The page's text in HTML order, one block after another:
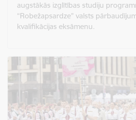
augstākās izglītības studiju
“Robežapsardze” valsts
kvalifikācijas eksāmenu.